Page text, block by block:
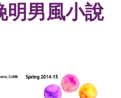
男風小說